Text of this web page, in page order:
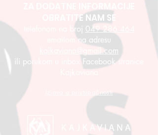
ZA DODATNE INFORMACIJE
OBRATITE NAM SE
telefonom na broj 049 286 464
emailom na adresu
kajkaviana@gmail.com
ili porukom u inbox Facebook stranice
Kajkaviana
Izjava o pristupačnosti